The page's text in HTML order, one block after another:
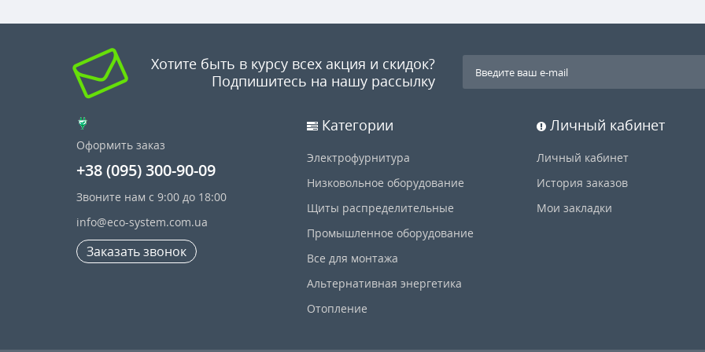
Хотите быть в курсу всех акция и скидок?
Подпишитесь на нашу рассылку
Оформить заказ
+38 (095) 300-90-09
Звоните нам с 9:00 до 18:00
info@eco-system.com.ua
Заказать звонок
Категории
Электрофурнитура
Низковольное оборудование
Щиты распределительные
Промышленное оборудование
Все для монтажа
Альтернативная энергетика
Отопление
Личный кабинет
Личный кабинет
История заказов
Мои закладки